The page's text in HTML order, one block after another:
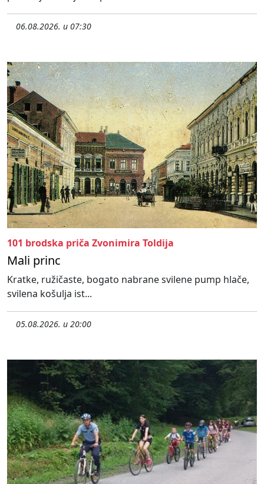
06.08.2026. u 07:30
101 brodska priča Zvonimira Toldija
Mali princ
Kratke, ružičaste, bogato nabrane svilene pump hlače,
svilena košulja ist...
05.08.2026. u 20:00